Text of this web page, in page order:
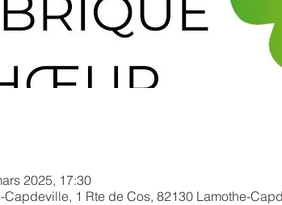
2025, 17:30
1 Rte de Cos, 82130 Lamothe-